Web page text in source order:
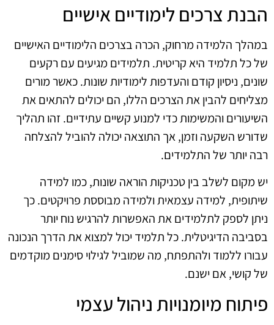
הבנת צרכים לימודיים אישיים
במהלך הלמידה מרחוק, הכרה בצרכים הלימודיים האישיים
של כל תלמיד היא קריטית. תלמידים מגיעים עם רקעים
שונים, ניסיון קודם והעדפות לימודיות שונות. כאשר מורים
מצליחים להבין את הצרכים הללו, הם יכולים להתאים את
השיעורים והמשימות כדי למנוע קשיים עתידיים. זהו תהליך
שדורש השקעה וזמן, אך התוצאה יכולה להוביל להצלחה
רבה יותר של התלמידים.
יש מקום לשלב בין טכניקות הוראה שונות, כמו למידה
שיתופית, למידה עצמאית ולמידה מבוססת פרויקטים. כך
ניתן לספק לתלמידים את האפשרות להרגיש נוח יותר
בסביבה הדיגיטלית. כל תלמיד יכול למצוא את הדרך הנכונה
עבורו ללמוד ולהתפתח, מה שמוביל לגילוי סימנים מוקדמים
של קושי, אם ישנם.
פיתוח מיומנויות ניהול עצמי